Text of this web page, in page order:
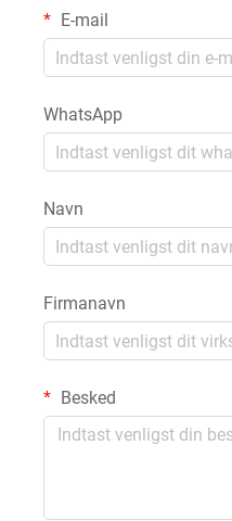
E-mail
WhatsApp
Navn
Firmanavn
Besked